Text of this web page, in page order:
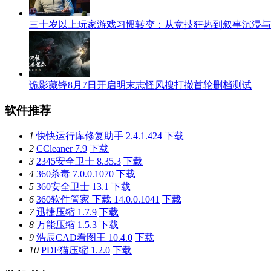
三十岁以上玩家游戏习惯转变：从竞技狂热到叙事沉浸
诡影藏锋8月7日开启明末志怪风搜打撤首轮删档测试
软件推荐
1 快快运行库修复助手 2.4.1.424 下载
2 CCleaner 7.9 下载
3 2345安全卫士 8.35.3 下载
4 360杀毒 7.0.0.1070 下载
5 360安全卫士 13.1 下载
6 360软件管家 下载 14.0.0.1041 下载
7 迅捷压缩 1.7.9 下载
8 万能压缩 1.5.3 下载
9 浩辰CAD看图王 10.4.0 下载
10 PDF猫压缩 1.2.0 下载